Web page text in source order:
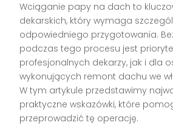
Wciąganie papy na dach to
dekarskich, który wymaga
odpowiedniego przygotowania.
podczas tego procesu jest
profesjonalnych dekarzy, jak i dla
wykonujących remont dachu we
W tym artykule przedstawimy
praktyczne wskazówki, które
przeprowadzić tę operację.